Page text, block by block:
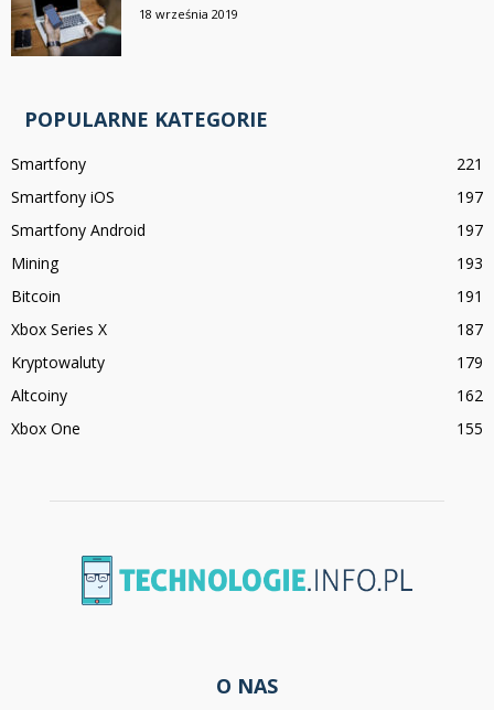
18 września 2019
POPULARNE KATEGORIE
Smartfony
221
Smartfony iOS
197
Smartfony Android
197
Mining
193
Bitcoin
191
Xbox Series X
187
Kryptowaluty
179
Altcoiny
162
Xbox One
155
O NAS